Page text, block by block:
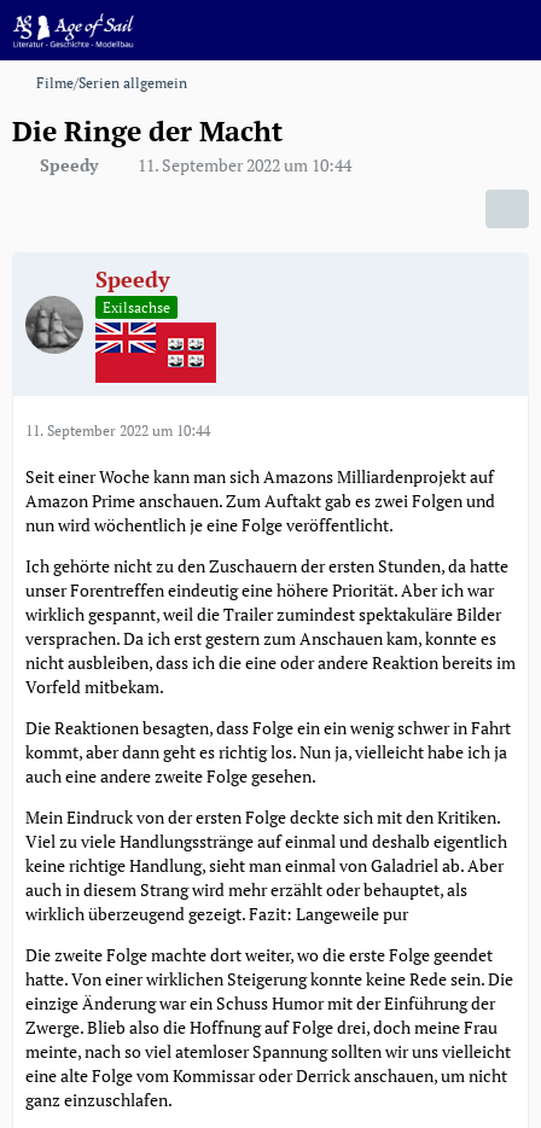
Filme/Serien allgemein
Die Ringe der Macht
Speedy 11. September 2022 um 10:44
Speedy
Exilsachse
11. September 2022 um 10:44
Seit einer Woche kann man sich Amazons Milliardenprojekt auf
Amazon Prime anschauen. Zum Auftakt gab es zwei Folgen und
nun wird wöchentlich je eine Folge veröffentlicht.
Ich gehörte nicht zu den Zuschauern der ersten Stunden, da hatte
unser Forentreffen eindeutig eine höhere Priorität. Aber ich war
wirklich gespannt, weil die Trailer zumindest spektakuläre Bilder
versprachen. Da ich erst gestern zum Anschauen kam, konnte es
nicht ausbleiben, dass ich die eine oder andere Reaktion bereits im
Vorfeld mitbekam.
Die Reaktionen besagten, dass Folge ein ein wenig schwer in Fahrt
kommt, aber dann geht es richtig los. Nun ja, vielleicht habe ich ja
auch eine andere zweite Folge gesehen.
Mein Eindruck von der ersten Folge deckte sich mit den Kritiken.
Viel zu viele Handlungsstränge auf einmal und deshalb eigentlich
keine richtige Handlung, sieht man einmal von Galadriel ab. Aber
auch in diesem Strang wird mehr erzählt oder behauptet, als
wirklich überzeugend gezeigt. Fazit: Langeweile pur
Die zweite Folge machte dort weiter, wo die erste Folge geendet
hatte. Von einer wirklichen Steigerung konnte keine Rede sein. Die
einzige Änderung war ein Schuss Humor mit der Einführung der
Zwerge. Blieb also die Hoffnung auf Folge drei, doch meine Frau
meinte, nach so viel atemloser Spannung sollten wir uns vielleicht
eine alte Folge vom Kommissar oder Derrick anschauen, um nicht
ganz einzuschlafen.